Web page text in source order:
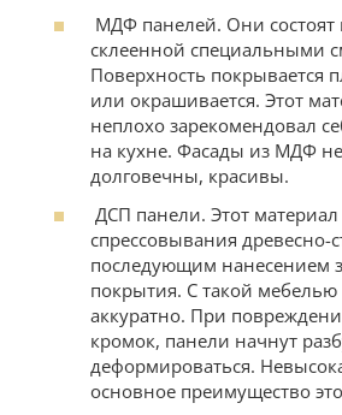
МДФ панелей. Они состоят
склеенной специальными
Поверхность покрывается
или окрашивается. Этот
неплохо зарекомендовал
на кухне. Фасады из МДФ
долговечны, красивы.
ДСП панели. Этот
спрессовывания древесно-
последующим нанесением
покрытия. С такой
аккуратно. При
кромок, панели начнут
деформироваться.
основное преимущество